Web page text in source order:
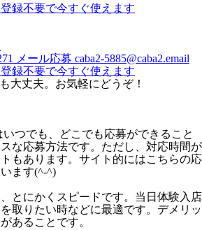
登録不要で今すぐ使えます
メール応募 caba2-5885@caba2.email
登録不要で今すぐ使えます
大丈夫。お気軽にどうぞ！
つでも、どこでも応募ができること
な応募方法です。ただし、対応時間が
もあります。サイト的にはこちらの応
ます(^-^)
とにかくスピードです。当日体験入店
取りたい時などに最適です。デメリッ
あることです。